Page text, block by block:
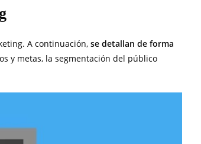
A continuación, se detallan de forma
y metas, la segmentación del público